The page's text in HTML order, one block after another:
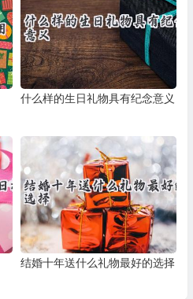
什么样的生日礼物具有纪念意义
结婚十年送什么礼物最好的选择